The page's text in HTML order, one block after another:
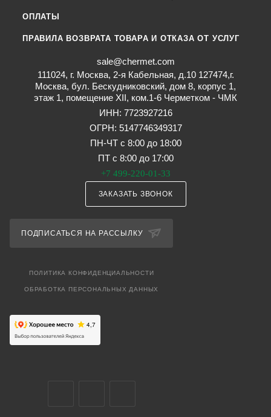
ОПЛАТЫ
ПРАВИЛА ВОЗВРАТА ТОВАРА И ОТКАЗА ОТ УСЛУГ
sale@chermet.com
111024, г. Москва, 2-я Кабельная, д.10 127474,г.
Москва, бул. Бескудниковский, дом 8, корпус 1,
этаж 1, помещение XII, ком.1-6 Черметком - ЧМК
ИНН: 7723927216
ОГРН: 5147746349317
ПН-ЧТ с 8:00 до 18:00
ПТ с 8:00 до 17:00
+7 499-220-01-33
ЗАКАЗАТЬ ЗВОНОК
ПОДПИСАТЬСЯ НА РАССЫЛКУ
ПОЛИТИКА КОНФИДЕНЦИАЛЬНОСТИ
ОБРАБОТКА ПЕРСОНАЛЬНЫХ ДАННЫХ